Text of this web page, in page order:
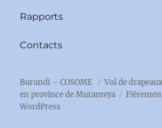
Rapports
Contacts
Burundi – COSOME
Vol de
en province de Muramvya
WordPress